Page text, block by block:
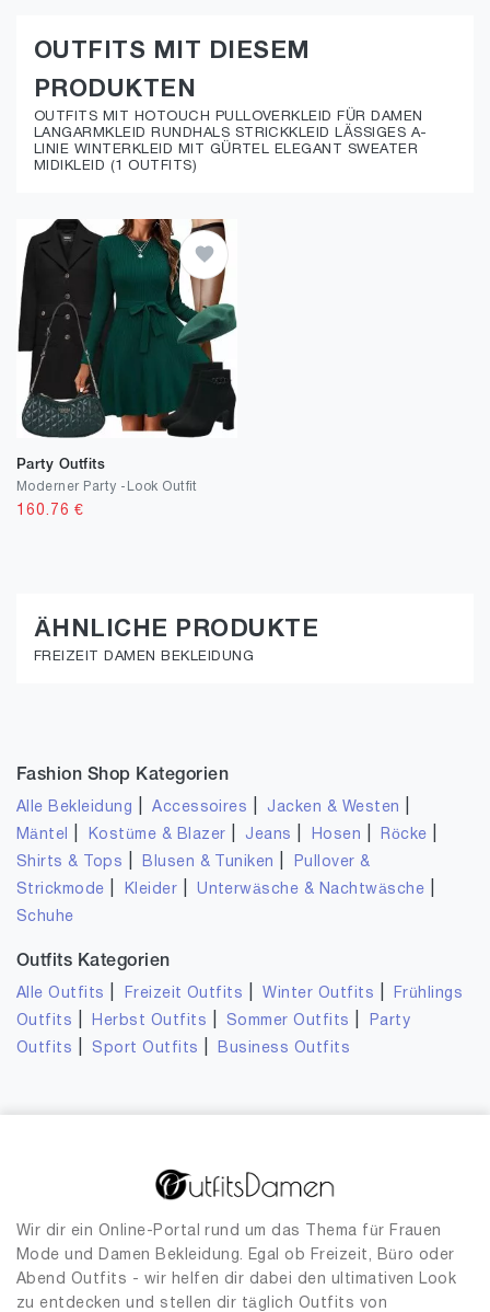
OUTFITS MIT DIESEM
PRODUKTEN
OUTFITS MIT HOTOUCH PULLOVERKLEID FÜR DAMEN
LANGARMKLEID RUNDHALS STRICKKLEID LÄSSIGES A-
LINIE WINTERKLEID MIT GÜRTEL ELEGANT SWEATER
MIDIKLEID (1 OUTFITS)
Party Outfits
Moderner Party -Look Outfit
160.76 €
ÄHNLICHE PRODUKTE
FREIZEIT DAMEN BEKLEIDUNG
Fashion Shop Kategorien
Alle Bekleidung |Accessoires Jacken & Westen
Mäntel Kostüme & Blazer Jeans Hosen Röcke
Shirts & Tops Blusen & Tuniken
Pullover &
Strickmode
Kleider |Unterwäsche & Nachtwäsche
Schuhe
Outfits Kategorien
Alle Outfits Freizeit Outfits |Winter Outfits
Frühlings
Outfits
Herbst Outfits Sommer Outfits
Party
Outfits
Sport Outfits Business Outfits
Wir dir ein Online-Portal rund um das Thema für Frauen
Mode und Damen Bekleidung. Egal ob Freizeit, Büro oder
Abend Outfits - wir helfen dir dabei den ultimativen Look
zu entdecken und stellen dir täglich Outfits von